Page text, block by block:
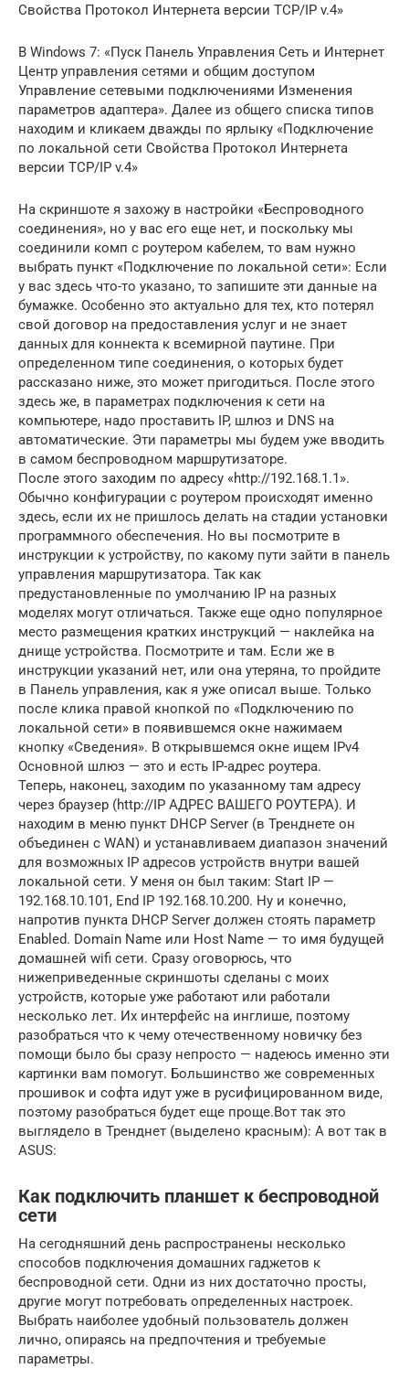
Свойства Протокол Интернета версии TCP/IP v.4»
В Windows 7: «Пуск Панель Управления Сеть и Интернет
Центр управления сетями и общим доступом
Управление сетевыми подключениями Изменения
параметров адаптера». Далее из общего списка типов
находим и кликаем дважды по ярлыку «Подключение
по локальной сети Свойства Протокол Интернета
версии TCP/IP v.4»
На скриншоте я захожу в настройки «Беспроводного
соединения», но у вас его еще нет, и поскольку мы
соединили комп с роутером кабелем, то вам нужно
выбрать пункт «Подключение по локальной сети»: Если
у вас здесь что-то указано, то запишите эти данные на
бумажке. Особенно это актуально для тех, кто потерял
свой договор на предоставления услуг и не знает
данных для коннекта к всемирной паутине. При
определенном типе соединения, о которых будет
рассказано ниже, это может пригодиться. После этого
здесь же, в параметрах подключения к сети на
компьютере, надо проставить IP, шлюз и DNS на
автоматические. Эти параметры мы будем уже вводить
в самом беспроводном маршрутизаторе.
После этого заходим по адресу «http://192.168.1.1».
Обычно конфигурации с роутером происходят именно
здесь, если их не пришлось делать на стадии установки
программного обеспечения. Но вы посмотрите в
инструкции к устройству, по какому пути зайти в панель
управления маршрутизатора. Так как
предустановленные по умолчанию IP на разных
моделях могут отличаться. Также еще одно популярное
место размещения кратких инструкций — наклейка на
днище устройства. Посмотрите и там. Если же в
инструкции указаний нет, или она утеряна, то пройдите
в Панель управления, как я уже описал выше. Только
после клика правой кнопкой по «Подключению по
локальной сети» в появившемся окне нажимаем
кнопку «Сведения». В открывшемся окне ищем IPv4
Основной шлюз — это и есть IP-адрес роутера.
Теперь, наконец, заходим по указанному там адресу
через браузер (http://IP АДРЕС ВАШЕГО РОУТЕРА). И
находим в меню пункт DHCP Server (в Тренднете он
объединен с WAN) и устанавливаем диапазон значений
для возможных IP адресов устройств внутри вашей
локальной сети. У меня он был таким: Start IP —
192.168.10.101, End IP 192.168.10.200. Ну и конечно,
напротив пункта DHCP Server должен стоять параметр
Enabled. Domain Name или Host Name — то имя будущей
домашней wifi сети. Сразу оговорюсь, что
нижеприведенные скриншоты сделаны с моих
устройств, которые уже работают или работали
несколько лет. Их интерфейс на инглише, поэтому
разобраться что к чему отечественному новичку без
помощи было бы сразу непросто — надеюсь именно эти
картинки вам помогут. Большинство же современных
прошивок и софта идут уже в русифицированном виде,
поэтому разобраться будет еще проще.Вот так это
выглядело в Тренднет (выделено красным): А вот так в
ASUS:
Как подключить планшет к беспроводной
сети
На сегодняшний день распространены несколько
способов подключения домашних гаджетов к
беспроводной сети. Одни из них достаточно просты,
другие могут потребовать определенных настроек.
Выбрать наиболее удобный пользователь должен
лично, опираясь на предпочтения и требуемые
параметры.